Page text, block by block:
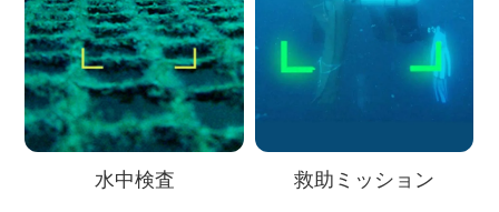
水中検査 救助ミッション